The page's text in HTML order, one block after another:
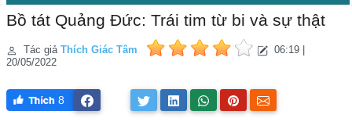
Bồ tát Quảng Đức: Trái tim từ bi và sự thật
Tác giả Thích Giác Tâm
06:19 |
20/05/2022
8